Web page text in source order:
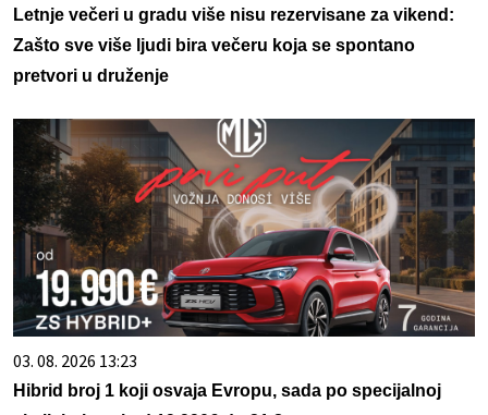
Letnje večeri u gradu više nisu rezervisane za vikend:
Zašto sve više ljudi bira večeru koja se spontano
pretvori u druženje
03. 08. 2026 13:23
Hibrid broj 1 koji osvaja Evropu, sada po specijalnoj